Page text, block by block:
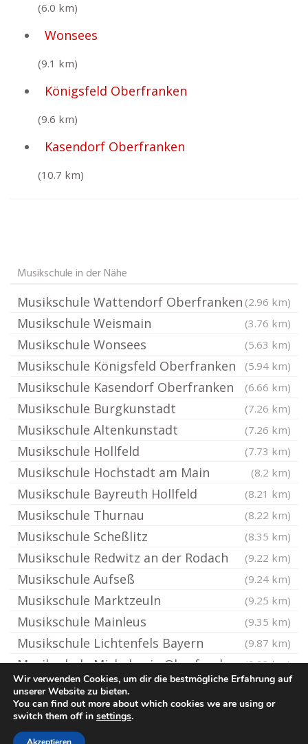
(6.0 km)
Wonsees
(9.1 km)
Königsfeld Oberfranken
(9.6 km)
Kasendorf Oberfranken
(10.7 km)
Musikschule in der Nähe
Musikschule Wattendorf Oberfranken (2.96 km)
Musikschule Weismain (3.76 km)
Musikschule Wonsees (5.63 km)
Musikschule Königsfeld Oberfranken (5.94 km)
Musikschule Kasendorf Oberfranken (6.66 km)
Musikschule Burgkunstadt (7.26 km)
Musikschule Altenkunstadt (7.26 km)
Musikschule Hollfeld (7.73 km)
Musikschule Hochstadt am Main (8.2 km)
Musikschule Bayreuth Hollfeld (8.21 km)
Musikschule Thurnau (8.22 km)
Musikschule Scheßlitz (8.35 km)
Musikschule Redwitz an der Rodach (9.22 km)
Musikschule Aufseß (9.24 km)
Musikschule Marktzeuln (9.25 km)
Musikschule Mainleus (9.35 km)
Musikschule Lichtenfels Bayern (9.87 km)
Musikschule Michelau in Oberfranken (9.93 km)
© Ton-Musikschule.de
Impressum / Datenschutz
Wir verwenden Cookies, um dir die bestmögliche Erfahrung auf
unserer Website zu bieten.
You can find out more about which cookies we are using or
switch them off in settings.